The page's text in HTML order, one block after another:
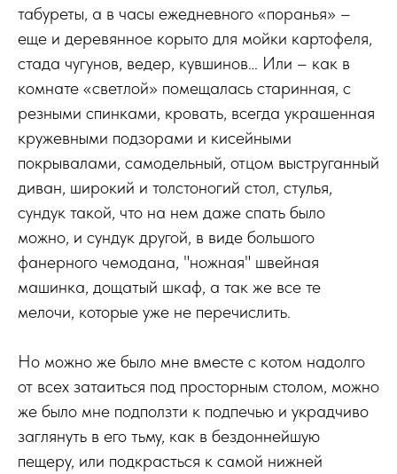
табуреты, а в часы ежедневного «поранья» –
еще и деревянное корыто для мойки картофеля,
стада чугунов, ведер, кувшинов… Или – как в
комнате «светлой» помещалась старинная, с
резными спинками, кровать, всегда украшенная
кружевными подзорами и кисейными
покрывалами, самодельный, отцом выструганный
диван, широкий и толстоногий стол, стулья,
сундук такой, что на нем даже спать было
можно, и сундук другой, в виде большого
фанерного чемодана, "ножная" швейная
машинка, дощатый шкаф, а так же все те
мелочи, которые уже не перечислить.
Но можно же было мне вместе с котом надолго
от всех затаиться под просторным столом, можно
же было мне подползти к подпечью и украдчиво
заглянуть в его тьму, как в бездоннейшую
пещеру, или подкрасться к самой нижней